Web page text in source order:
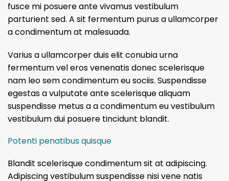
fusce mi posuere ante vivamus vestibulum
parturient sed. A sit fermentum purus a ullamcorper
a condimentum at malesuada.
Varius a ullamcorper duis elit conubia urna
fermentum vel eros venenatis donec scelerisque
nam leo sem condimentum eu sociis. Suspendisse
egestas a vulputate ante scelerisque aliquam
suspendisse metus a a condimentum eu vestibulum
vestibulum dui posuere tincidunt blandit.
Potenti penatibus quisque
Blandit scelerisque condimentum sit at adipiscing.
Adipiscing vestibulum suspendisse nisi vene natis